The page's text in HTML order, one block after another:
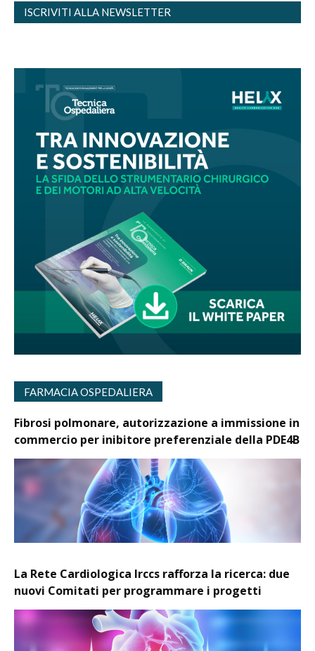
ISCRIVITI ALLA NEWSLETTER
FARMACIA OSPEDALIERA
Fibrosi polmonare, autorizzazione a immissione in
commercio per inibitore preferenziale della PDE4B
La Rete Cardiologica Irccs rafforza la ricerca: due
nuovi Comitati per programmare i progetti